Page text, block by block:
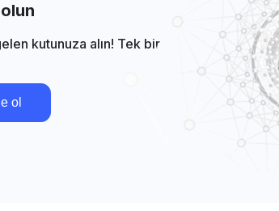
kutunuza alın! Tek bir
ol